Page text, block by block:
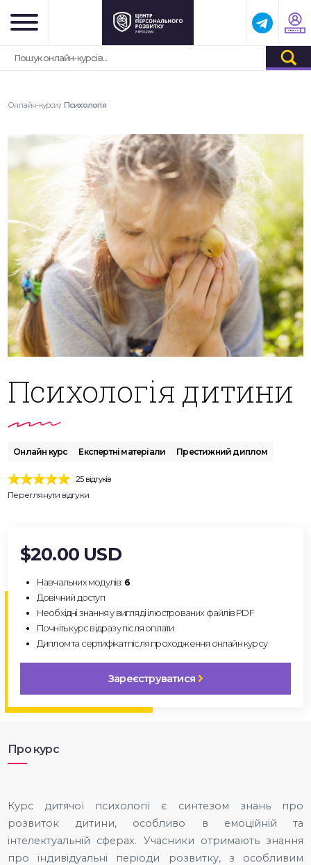
Онлайн-курси Психологія
Психологія дитини
Онлайн курс Експертні матеріали Престижний диплом
25 відгуків
Переглянути відгуки
$20.00 USD
Навчальних модулів: 6
Довічний доступ
Необхідні знання у вигляді ілюстрованих файлів PDF
Почніть курс відразу після оплати
Диплом та сертифікат після проходження онлайн курсу
Зареєструватися
Про курс
Курс дитячої психології є синтезом знань про
розвиток дитини, особливо в емоційній та
інтелектуальній сферах. Учасники отримають знання
про індивідуальні періоди розвитку, з особливим
$20.00 USD Зареєструватися